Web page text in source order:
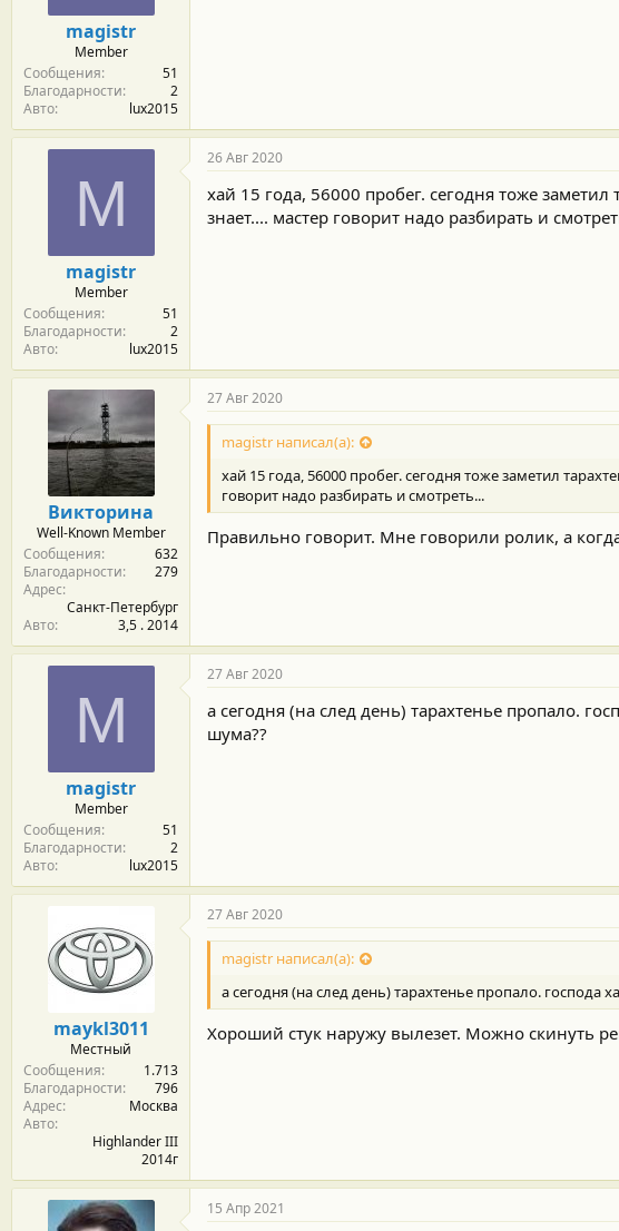
magistr
Member
Сообщения
51
Благодарности
2
Авто
lux2015
M
magistr
Member
Сообщения
51
Благодарности
2
Авто
lux2015
26 Авг 2020
хай 15 года, 56000 пробег. сегодня тоже
знает.... мастер говорит надо разбирать и
Викторина
Well-Known Member
Сообщения
632
Благодарности
279
Адрес
Санкт-Петербург
Авто
3,5 . 2014
27 Авг 2020
magistr написал(а):
хай 15 года, 56000 пробег. сегодня тоже заметил
говорит надо разбирать и смотреть...
Правильно говорит. Мне говорили ролик, а
M
magistr
Member
Сообщения
51
Благодарности
2
Авто
lux2015
27 Авг 2020
а сегодня (на след день) тарахтенье пропало.
шума??
maykl3011
Местный
Сообщения
1.713
Благодарности
796
Адрес
Москва
Авто
Highlander III
2014г
27 Авг 2020
magistr написал(а):
а сегодня (на след день) тарахтенье пропало.
Хороший стук наружу вылезет. Можно скинуть
15 Апр 2021